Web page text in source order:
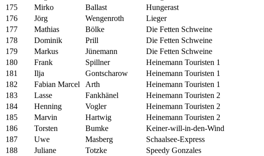
175
Mirko Ballast Hungerast
176
Jörg Wengenroth Lieger
177
Mathias Bölke Die Fetten Schweine
178
Dominik Prill Die Fetten Schweine
179
Markus Jünemann Die Fetten Schweine
180
Frank Spillner Heinemann Touristen 1
181
Ilja Gontscharow Heinemann Touristen 1
182
Fabian Marcel Arth Heinemann Touristen 1
183
Lasse Fankhänel Heinemann Touristen 2
184
Henning Vogler Heinemann Touristen 2
185
Marvin Hartwig Heinemann Touristen 2
186
Torsten Bumke Keiner-will-in-den-Wind
187
Uwe Masberg Schaalsee-Express
188
Juliane Totzke Speedy Gonzales